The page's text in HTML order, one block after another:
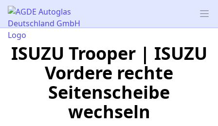
AGDE Autoglas Deutschland GmbH
ISUZU Trooper | ISUZU
Vordere rechte
Seitenscheibe
wechseln